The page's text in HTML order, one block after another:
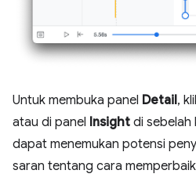
Untuk membuka panel Detail,
atau di panel Insight di sebelah
dapat menemukan potensi
saran tentang cara